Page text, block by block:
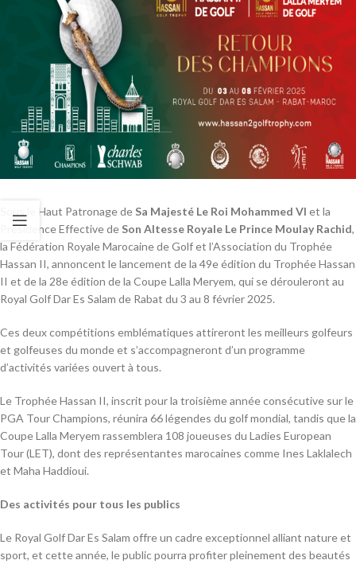
Sous le Haut Patronage de Sa Majesté Le Roi Mohammed VI et la
Présidence Effective de Son Altesse Royale Le Prince Moulay Rachid,
la Fédération Royale Marocaine de Golf et l’Association du Trophée
Hassan II, annoncent le lancement de la 49e édition du Trophée Hassan
II et de la 28e édition de la Coupe Lalla Meryem, qui se dérouleront au
Royal Golf Dar Es Salam de Rabat du 3 au 8 février 2025.
Ces deux compétitions emblématiques attireront les meilleurs golfeurs
et golfeuses du monde et s’accompagneront d’un programme
d’activités variées ouvert à tous.
Le Trophée Hassan II, inscrit pour la troisième année consécutive sur le
PGA Tour Champions, réunira 66 légendes du golf mondial, tandis que la
Coupe Lalla Meryem rassemblera 108 joueuses du Ladies European
Tour (LET), dont des représentantes marocaines comme Ines Laklalech
et Maha Haddioui.
Des activités pour tous les publics
Le Royal Golf Dar Es Salam offre un cadre exceptionnel alliant nature et
sport, et cette année, le public pourra profiter pleinement des beautés